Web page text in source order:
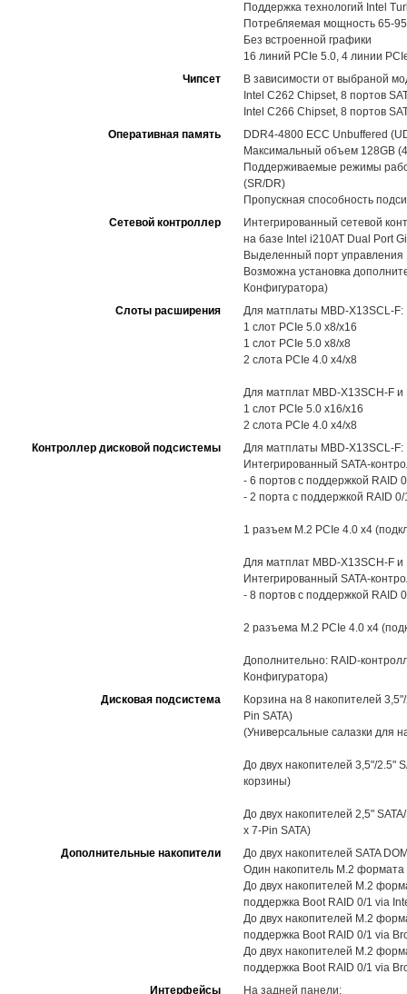
Поддержка технологий Intel
Потребляемая мощность 65-
Без встроенной графики
16 линий PCIe 5.0, 4 линии
Чипсет
В зависимости от выбраной
Intel C262 Chipset, 8 портов
Intel C266 Chipset, 8 портов
Оперативная память
DDR4-4800 ECC Unbuffered
Максимальный объем 128GB
Поддерживаемые режимы
(SR/DR)
Пропускная способность
Сетевой контроллер
Интегрированный сетевой
на базе Intel i210AT Dual Port
Выделенный порт управления
Возможна установка
Конфигуратора)
Слоты расширения
Для матплаты MBD-X13SCL-F:
1 слот PCIe 5.0 x8/x16
1 слот PCIe 5.0 x8/x8
2 слота PCIe 4.0 x4/x8
Для матплат MBD-X13SCH-F
1 слот PCIe 5.0 x16/x16
2 слота PCIe 4.0 x4/x8
Контроллер дисковой подсистемы
Для матплаты MBD-X13SCL-F:
Интегрированный SATA-
- 6 портов с поддержкой RAID
- 2 порта с поддержкой RAID
1 разъем M.2 PCIe 4.0 x4
Для матплат MBD-X13SCH-F
Интегрированный SATA-
- 8 портов с поддержкой RAID
2 разъема M.2 PCIe 4.0 x4
Дополнительно: RAID-
Конфигуратора)
Дисковая подсистема
Корзина на 8 накопителей
Pin SATA)
(Универсальные салазки для
До двух накопителей 3,5"/2.5"
корзины)
До двух накопителей 2,5"
x 7-Pin SATA)
Дополнительные накопители
До двух накопителей SATA
Один накопитель M.2
До двух накопителей M.2
поддержка Boot RAID 0/1 via
До двух накопителей M.2
поддержка Boot RAID 0/1 via
До двух накопителей M.2
поддержка Boot RAID 0/1 via
Интерфейсы
На задней панели: